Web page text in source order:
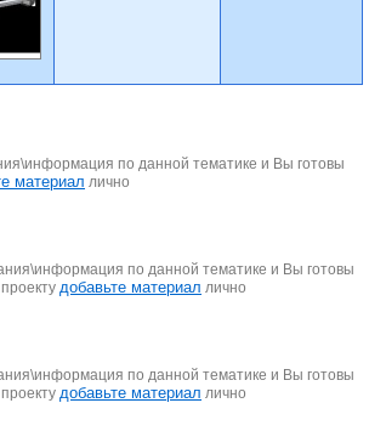
по данной тематике и Вы готовы
материал лично
по данной тематике и Вы готовы
добавьте материал лично
по данной тематике и Вы готовы
добавьте материал лично